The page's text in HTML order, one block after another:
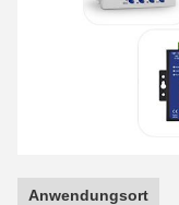
Anwendungsort